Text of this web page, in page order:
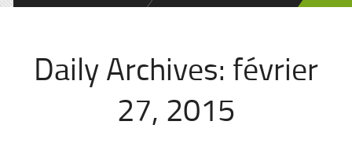
Daily Archives: février
27, 2015